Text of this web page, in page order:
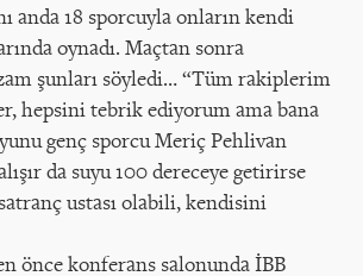
anda 18 sporcuyla onların kendi
oynadı. Maçtan sonra
şunları söyledi… “Tüm rakiplerim
hepsini tebrik ediyorum ama bana
genç sporcu Meriç Pehlivan
da suyu 100 dereceye getirirse
ustası olabili, kendisini
önce konferans salonunda İBB